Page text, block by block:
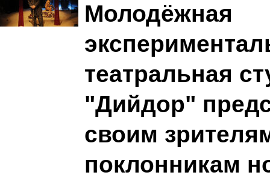
Молодёжная
театральная
"Дийдор"
своим
поклонникам